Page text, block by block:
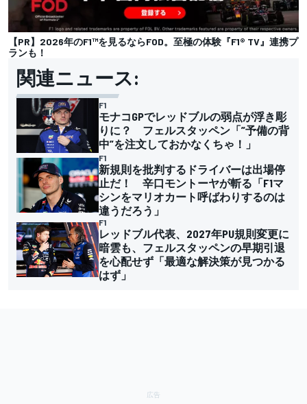
【PR】2026年のF1™を見るならFOD。至極の体験『F1® TV』連携プ
ランも！
関連ニュース:
F1
モナコGPでレッドブルの弱点が浮き彫
りに？ フェルスタッペン「”予備の背
中”を注文しておかなくちゃ！」
F1
新規則を批判するドライバーは出場停
止だ！ 辛口モントーヤが斬る「F1マ
シンをマリオカート呼ばわりするのは
違うだろう」
F1
レッドブル代表、2027年PU規則変更に
暗雲も、フェルスタッペンの早期引退
を心配せず「最適な解決策が見つかる
はず」